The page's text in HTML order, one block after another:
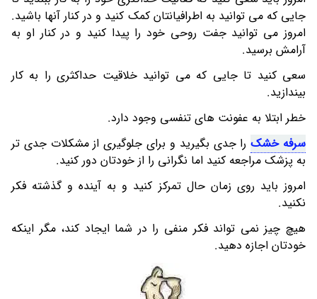
جایی که می توانید به اطرافیانتان کمک کنید و در کنار آنها باشید.
امروز می توانید جفت روحی خود را پیدا کنید و در کنار او به
آرامش برسید.
سعی کنید تا جایی که می توانید خلاقیت حداکثری را به کار
بیندازید.
خطر ابتلا به عفونت های تنفسی وجود دارد.
سرفه خشکرا جدی بگیرید و برای جلوگیری از مشکلات جدی تر
به پزشک مراجعه کنید اما نگرانی را از خودتان دور کنید.
امروز باید روی زمان حال تمرکز کنید و به آینده و گذشته فکر
نکنید.
هیچ چیز نمی تواند فکر منفی را در شما ایجاد کند، مگر اینکه
خودتان اجازه دهید.